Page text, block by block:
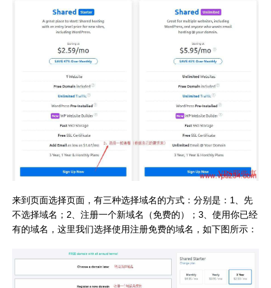
来到页面选择页面，有三种选择域名的方式：分别是：1、先
不选择域名；2、注册一个新域名（免费的）；3、使用你已经
有的域名，这里我们选择使用注册免费的域名，如下图所示：